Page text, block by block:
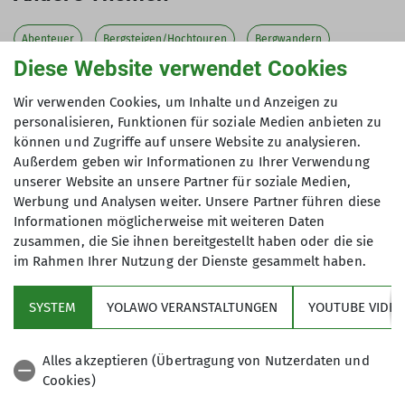
Abenteuer Bergsteigen/Hochtouren Bergwandern
Bouldern JDAV Jugend Kinder Klettern (Fels)
Klettern (Halle) Kurs MTB Natur News
Paddeln Schneeschuhlaufen Skilaufen Skitour
Tour Tourenberichte Tourenberichte 2023
Tourenberichte 2024 Tourenberichte 2025
Tourenberichte 2026 Wandern Wettkämpfe
Wissenswertes
Diese Website verwendet Cookies
Wir verwenden Cookies, um Inhalte und Anzeigen zu
personalisieren, Funktionen für soziale Medien anbieten zu
können und Zugriffe auf unsere Website zu analysieren.
Außerdem geben wir Informationen zu Ihrer Verwendung
unserer Website an unsere Partner für soziale Medien,
Werbung und Analysen weiter. Unsere Partner führen diese
Informationen möglicherweise mit weiteren Daten
zusammen, die Sie ihnen bereitgestellt haben oder die sie
im Rahmen Ihrer Nutzung der Dienste gesammelt haben.
SYSTEM YOLAWO VERANSTALTUNGEN YOUTUBE
Alles akzeptieren (Übertragung von Nutzerdaten und
Cookies)